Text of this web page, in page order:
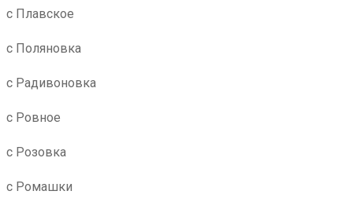
с Плавское
с Поляновка
с Радивоновка
с Ровное
с Розовка
с Ромашки